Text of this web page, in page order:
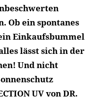
Ob ein spontanes
Einkaufsbummel
lässt sich in der
Und nicht
UV von DR.